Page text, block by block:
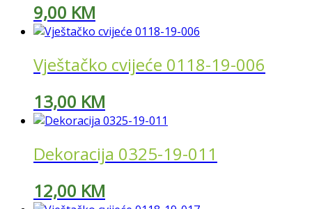
9,00 KM
Vještačko cvijeće 0118-19-006
13,00 KM
Dekoracija 0325-19-011
12,00 KM